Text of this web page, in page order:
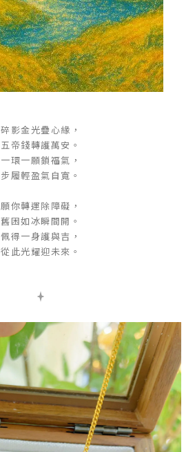
碎影金光疊心緣，
五帝錢轉護萬安。
一環一願鎖福氣，
步履輕盈氣自寬。
願你轉運除障礙，
舊困如冰瞬間開。
佩得一身護與吉，
從此光耀迎未來。